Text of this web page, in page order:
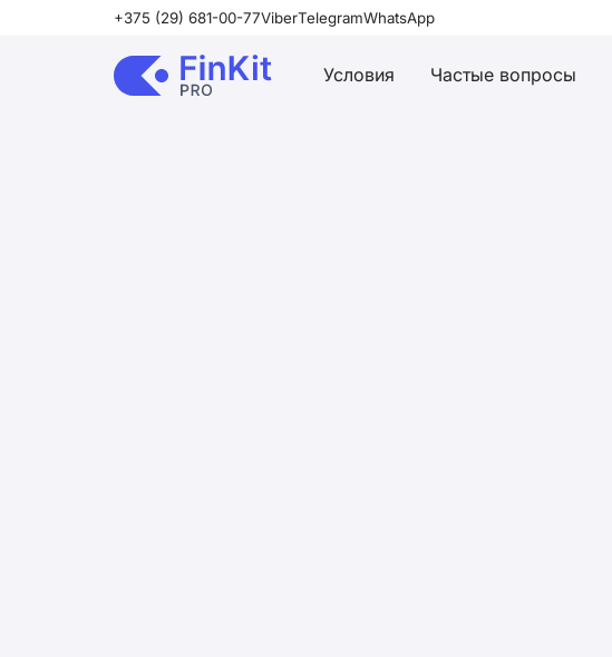
+375 (29) 681-00-77ViberTelegramWhatsApp
Условия Частые вопросы